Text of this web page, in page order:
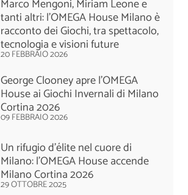
Marco Mengoni, Miriam Leone e
tanti altri: l’OMEGA House Milano è
racconto dei Giochi, tra spettacolo,
tecnologia e visioni future
20 FEBBRAIO 2026
George Clooney apre l’OMEGA
House ai Giochi Invernali di Milano
Cortina 2026
09 FEBBRAIO 2026
Un rifugio d’élite nel cuore di
Milano: l’OMEGA House accende
Milano Cortina 2026
29 OTTOBRE 2025